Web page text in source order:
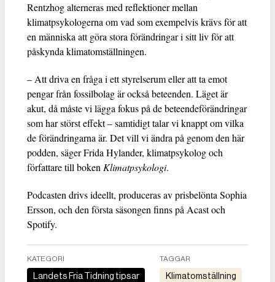
Rentzhog alterneras med reflektioner mellan
klimatpsykologerna om vad som exempelvis krävs för att
en människa att göra stora förändringar i sitt liv för att
påskynda klimatomställningen.
– Att driva en fråga i ett styrelserum eller att ta emot
pengar från fossilbolag är också beteenden. Läget är
akut, då måste vi lägga fokus på de beteendeförändringar
som har störst effekt – samtidigt talar vi knappt om vilka
de förändringarna är. Det vill vi ändra på genom den här
podden, säger Frida Hylander, klimatpsykolog och
författare till bokenKlimatpsykologi.
Podcasten drivs ideellt, produceras av prisbelönta Sophia
Ersson, och den första säsongen finns på Acast och
Spotify.
KATEGORI
Landets Fria Tidning tipsar
TAGGAR
klimatomställning